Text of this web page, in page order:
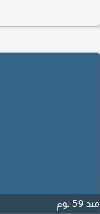
منذ 59 يوم